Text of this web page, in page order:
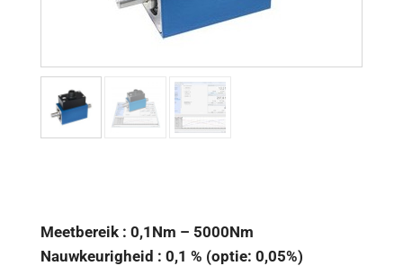
Meetbereik : 0,1Nm – 5000Nm
Nauwkeurigheid : 0,1 % (optie: 0,05%)